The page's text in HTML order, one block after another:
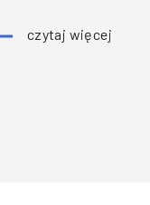
czytaj więcej